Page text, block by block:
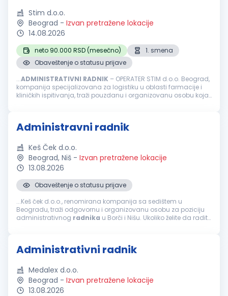
Stim d.o.o.
Beograd - Izvan pretražene lokacije
14.08.2026
neto 90.000 RSD (mesečno)
1. smena
Obaveštenje o statusu prijave
...ADMINISTRATIVNI RADNIK – OPERATER STIM d.o.o. Beograd,
kompanija specijalizovana za logistiku u oblasti farmacije i
kliničkih ispitivanja, traži pouzdanu i organizovanu osobu koja
Administravni radnik
Keš Ček d.o.o.
Beograd, Niš - Izvan pretražene lokacije
13.08.2026
Obaveštenje o statusu prijave
...Keš ček d.o.o., renomirana kompanija sa sedištem u
Beogradu, traži odgovornu i organizovanu osobu za poziciju
administrativnog radnika u Borči i Nišu. Ukoliko želite da radite
Administrativni radnik
Medalex d.o.o.
Beograd - Izvan pretražene lokacije
13.08.2026